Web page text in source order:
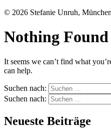
© 2026 Stefanie Unruh, München
Nothing Found
It seems we can’t find what
can help.
Suchen nach:
Suchen nach:
Neueste Beiträge